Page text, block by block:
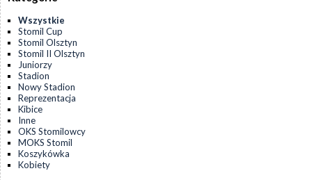
Wszystkie
Stomil Cup
Stomil Olsztyn
Stomil II Olsztyn
Juniorzy
Stadion
Nowy Stadion
Reprezentacja
Kibice
Inne
OKS Stomilowcy
MOKS Stomil
Koszykówka
Kobiety